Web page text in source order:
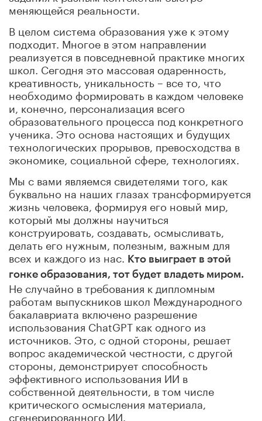
меняющейся реальности.
В целом система образования уже к этому
подходит. Многое в этом направлении
реализуется в повседневной практике многих
школ. Сегодня это массовая одаренность,
креативность, уникальность – все то, что
необходимо формировать в каждом человеке
и, конечно, персонализация всего
образовательного процесса под конкретного
ученика. Это основа настоящих и будущих
технологических прорывов, превосходства в
экономике, социальной сфере, технологиях.
Мы с вами являемся свидетелями того, как
буквально на наших глазах трансформируется
жизнь человека, формируя его новый мир,
который мы должны научиться
конструировать, создавать, осмысливать,
делать его нужным, полезным, важным для
всех и каждого из нас.
Кто выиграет в этой
гонке образования, тот будет владеть миром.
Не случайно в требования к дипломным
работам выпускников школ Международного
бакалавриата включено разрешение
использования ChatGPT как одного из
источников. Это, с одной стороны, решает
вопрос академической честности, с другой
стороны, демонстрирует способность
эффективного использования ИИ в
собственной деятельности, в том числе
критического осмысления материала,
сгенерированного ИИ.